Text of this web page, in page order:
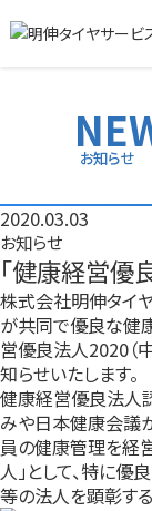
選ばれる理由
サービス
店舗紹介
採用情報
よくある質問
お問い合わせ
お知らせ
2020.03.03
お知らせ
「健康経営優
株式会社明伸タイ
が共同で優良な健
営優良法人2020（
知らせいたします。
健康経営優良法人
みや日本健康会議
員の健康管理を経
人」として、特に
等の法人を顕彰する